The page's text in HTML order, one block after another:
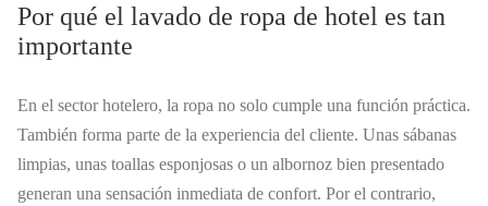
Por qué el lavado de ropa de hotel es tan
importante
En el sector hotelero, la ropa no solo cumple una función práctica.
También forma parte de la experiencia del cliente. Unas sábanas
limpias, unas toallas esponjosas o un albornoz bien presentado
generan una sensación inmediata de confort. Por el contrario,